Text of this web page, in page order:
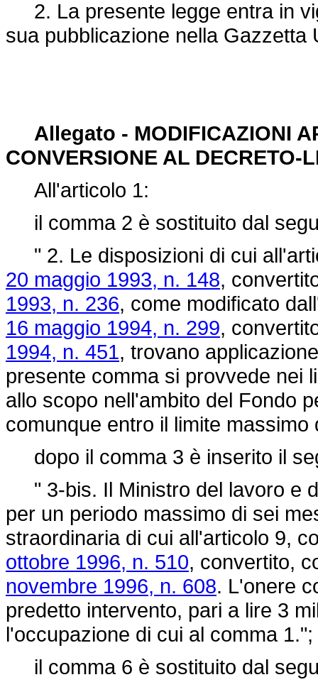
2. La presente legge entra in
sua pubblicazione nella Gazzetta
Allegato - MODIFICAZIONI
CONVERSIONE AL DECRETO-
All'articolo 1:
il comma 2 è sostituito dal
" 2. Le disposizioni di cui
20 maggio 1993, n. 148,
1993, n. 236, come modificato
16 maggio 1994, n. 299,
1994, n. 451, trovano
presente comma si provvede nei
allo scopo nell'ambito del Fondo
comunque entro il limite massimo
dopo il comma 3 è inserito il
" 3-bis. Il Ministro del lavoro e
per un periodo massimo di sei
straordinaria di cui all'articolo 9,
ottobre 1996, n. 510, convertito,
novembre 1996, n. 608. L'onere
predetto intervento, pari a lire 3
l'occupazione di cui al comma 1.";
il comma 6 è sostituito dal